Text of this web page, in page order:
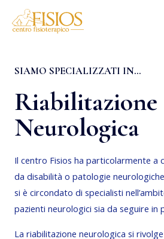
SIAMO SPECIALIZZATI IN...
Riabilitazione
Neurologica
Il centro Fisios ha particolarmente a
da disabilità o patologie
si è circondato di specialisti
pazienti neurologici sia da seguire in
La riabilitazione neurologica si